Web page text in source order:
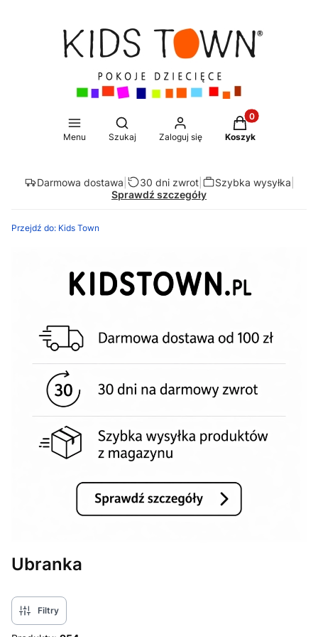
Menu
Otwórz wyszukiwarkę
Szukaj Zaloguj się
Produkty w
Koszyk
Darmowa dostawa 30 dni zwrot| Szybka wysyłka
Sprawdź szczegóły
Przejdź do: Kids Town
Ubranka
Filtry